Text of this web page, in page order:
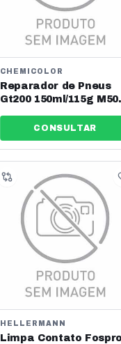
CHEMICOLOR
Reparador de Pneus
Gt200 150ml/115g
CONSULTAR
HELLERMANN
Limpa Contato